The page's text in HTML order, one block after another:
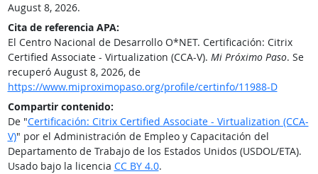
August 8, 2026.
Cita de referencia APA:
El Centro Nacional de Desarrollo O*NET. Certificación: Citrix
Certified Associate - Virtualization (CCA-V). Mi Próximo Paso. Se
recuperó August 8, 2026, de
https://www.miproximopaso.org/profile/certinfo/11988-D
Compartir contenido:
De "Certificación: Citrix Certified Associate - Virtualization (CCA-
V)" por el Administración de Empleo y Capacitación del
Departamento de Trabajo de los Estados Unidos (USDOL/ETA).
Usado bajo la licencia CC BY 4.0.